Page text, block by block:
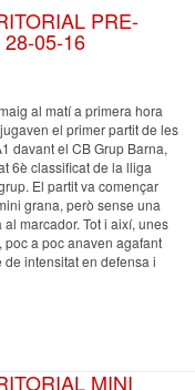
PRE-
05-16
al matí a primera hora
el primer partit de les
davant el CB Grup Barna,
6è classificat de la lliga
El partit va començar
grana, però sense una
marcador. Tot i així, unes
poc a poc anaven agafant
intensitat en defensa i
MINI